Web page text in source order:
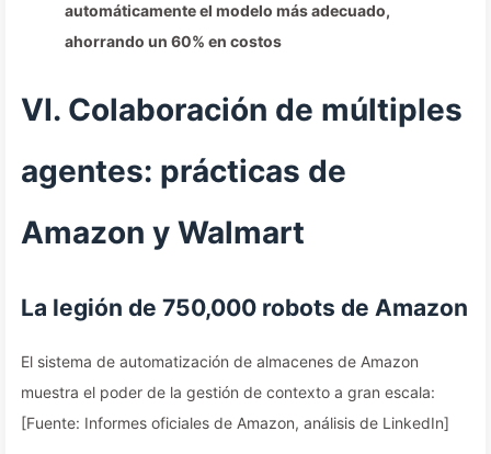
automáticamente el modelo más adecuado,
ahorrando un 60% en costos
VI. Colaboración de múltiples
agentes: prácticas de
Amazon y Walmart
La legión de 750,000 robots de Amazon
El sistema de automatización de almacenes de Amazon
muestra el poder de la gestión de contexto a gran escala:
[Fuente: Informes oficiales de Amazon, análisis de LinkedIn]